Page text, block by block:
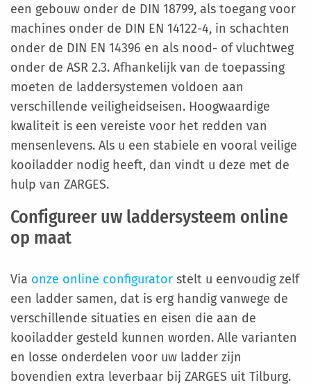
een gebouw onder de DIN 18799, als toegang voor
machines onder de DIN EN 14122-4, in schachten
onder de DIN EN 14396 en als nood- of vluchtweg
onder de ASR 2.3. Afhankelijk van de toepassing
moeten de laddersystemen voldoen aan
verschillende veiligheidseisen. Hoogwaardige
kwaliteit is een vereiste voor het redden van
mensenlevens. Als u een stabiele en vooral veilige
kooiladder nodig heeft, dan vindt u deze met de
hulp van ZARGES.
Configureer uw laddersysteem online
op maat
Via onze online configurator stelt u eenvoudig zelf
een ladder samen, dat is erg handig vanwege de
verschillende situaties en eisen die aan de
kooiladder gesteld kunnen worden. Alle varianten
en losse onderdelen voor uw ladder zijn
bovendien extra leverbaar bij ZARGES uit Tilburg.